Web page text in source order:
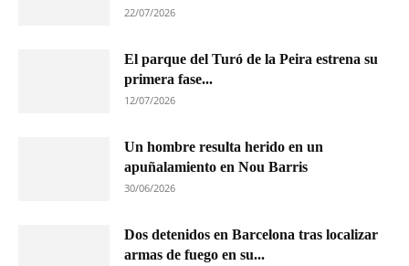
22/07/2026
El parque del Turó de la Peira estrena su
primera fase...
12/07/2026
Un hombre resulta herido en un
apuñalamiento en Nou Barris
30/06/2026
Dos detenidos en Barcelona tras localizar
armas de fuego en su...